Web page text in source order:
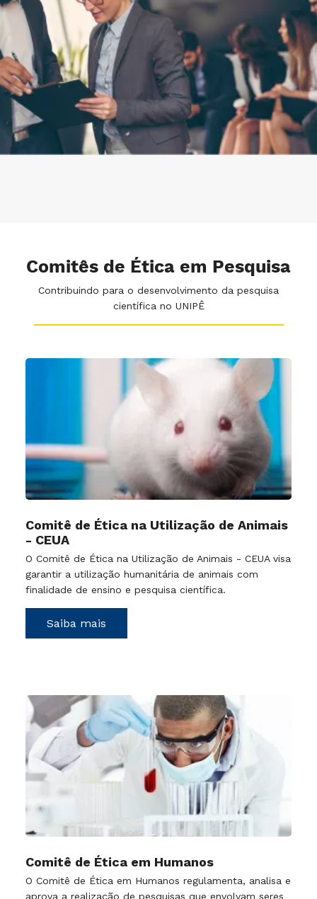
Comitês de Ética em Pesquisa
Contribuindo para o desenvolvimento da pesquisa
científica no UNIPÊ
Comitê de Ética na Utilização de Animais
- CEUA
O Comitê de Ética na Utilização de Animais - CEUA visa
garantir a utilização humanitária de animais com
finalidade de ensino e pesquisa científica.
Saiba mais
Comitê de Ética em Humanos
O Comitê de Ética em Humanos regulamenta, analisa e
aprova a realização de pesquisas que envolvam seres